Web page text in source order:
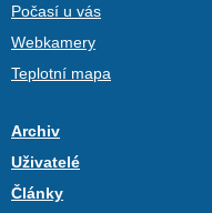
Počasí u vás
Webkamery
Teplotní mapa
Archiv
Uživatelé
Články